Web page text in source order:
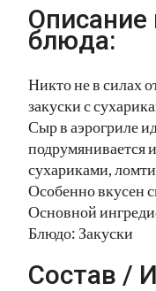
Описание
блюда:
Никто не в силах
закуски с
Сыр в аэрогриле
подрумянивается
сухариками,
Особенно вкусен
Основной
Блюдо: Закуски
Состав /